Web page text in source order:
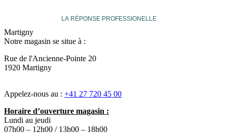
LA RÉPONSE PROFESSIONELLE
Martigny
Notre magasin se situe à :
Rue de l'Ancienne-Pointe 20
1920 Martigny
Appelez-nous au : +41 27 720 45 00
Horaire d’ouverture magasin :
Lundi au jeudi
07h00 – 12h00 / 13h00 – 18h00